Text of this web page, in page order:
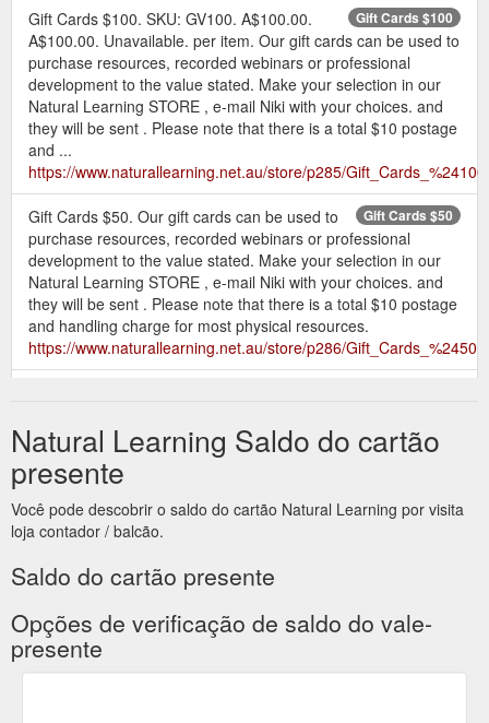
Gift Cards $100
Gift Cards $100. SKU: GV100. A$100.00.
A$100.00. Unavailable. per item. Our gift cards can be used to
purchase resources, recorded webinars or professional
development to the value stated. Make your selection in our
Natural Learning STORE , e-mail Niki with your choices. and
they will be sent . Please note that there is a total $10 postage
and ...
https://www.naturallearning.net.au/store/p285/
Gift Cards $50
Gift Cards $50. Our gift cards can be used to
purchase resources, recorded webinars or professional
development to the value stated. Make your selection in our
Natural Learning STORE , e-mail Niki with your choices. and
they will be sent . Please note that there is a total $10 postage
and handling charge for most physical resources.
https://www.naturallearning.net.au/store/p286/
the value stated. Make your selection in our Natural Learning
STORE , e-mail Niki with your choices. and they will be sent .
Please note that there is a total $10 postage and handling
charge for most physical resources. Value. -- $150 Gift Card.
https://www.naturallearning.net.au/store/p284/
Natural Learning Saldo do cartão
presente
Você pode descobrir o saldo do cartão Natural Learning por visita
loja contador / balcão.
Saldo do cartão presente
Opções de verificação de saldo do vale-
presente